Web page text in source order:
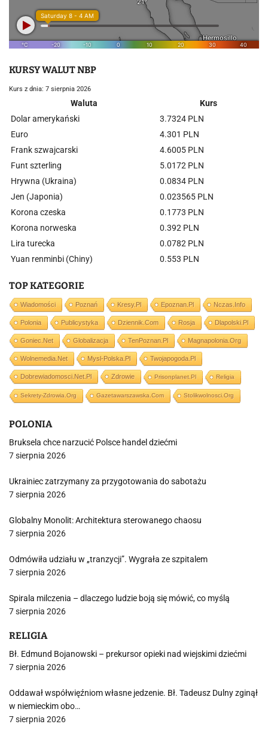
KURSY WALUT NBP
Kurs z dnia: 7 sierpnia 2026
Waluta
Kurs
Dolar amerykański
3.7324 PLN
Euro
4.301 PLN
Frank szwajcarski
4.6005 PLN
Funt szterling
5.0172 PLN
Hrywna (Ukraina)
0.0834 PLN
Jen (Japonia)
0.023565 PLN
Korona czeska
0.1773 PLN
Korona norweska
0.392 PLN
Lira turecka
0.0782 PLN
Yuan renminbi (Chiny)
0.553 PLN
TOP KATEGORIE
Wiadomości Poznań Kresy.pl Epoznan.pl Nczas.info
Polonia Publicystyka Dziennik.com Rosja Dlapolski.pl
Goniec.net Globalizacja TenPoznan.pl Magnapolonia.org
Wolnemedia.net Mysl-Polska.pl Twojapogoda.pl
Dobrewiadomosci.net.pl Zdrowie Prisonplanet.pl Religia
Sekrety-Zdrowia.org Gazetawarszawska.com Stolikwolnosci.org
POLONIA
Bruksela chce narzucić Polsce handel dziećmi
7 sierpnia 2026
Ukrainiec zatrzymany za przygotowania do sabotażu
7 sierpnia 2026
Globalny Monolit: Architektura sterowanego chaosu
7 sierpnia 2026
Odmówiła udziału w „tranzycji”. Wygrała ze szpitalem
7 sierpnia 2026
Spirala milczenia – dlaczego ludzie boją się mówić, co myślą
7 sierpnia 2026
RELIGIA
Bł. Edmund Bojanowski – prekursor opieki nad wiejskimi dziećmi
7 sierpnia 2026
Oddawał współwięźniom własne jedzenie. Bł. Tadeusz Dulny zginął
w niemieckim obo…
7 sierpnia 2026